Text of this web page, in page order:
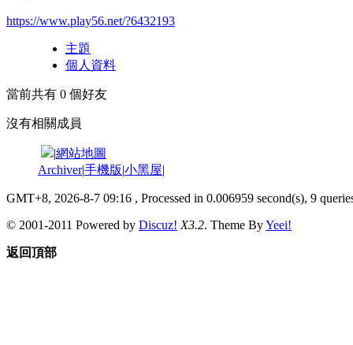
https://www.play56.net/?6432193
主題
個人資料
當前共有 0 個好友
沒有相關成員
|網站地圖
Archiver|手機版|小黑屋|
GMT+8, 2026-8-7 09:16 , Processed in 0.006959 second(s), 9
© 2001-2011 Powered by Discuz! X3.2. Theme ByYeei!
返回頂部